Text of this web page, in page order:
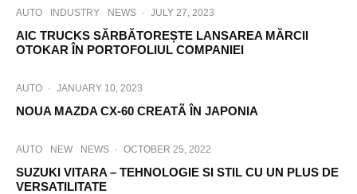
AUTO INDUSTRY NEWS · JULY 27, 2023
AIC TRUCKS SĂRBĂTOREȘTE LANSAREA MĂRCII
OTOKAR ÎN PORTOFOLIUL COMPANIEI
AUTO · JANUARY 10, 2023
NOUA MAZDA CX-60 CREATÃ ÎN JAPONIA
AUTO NEW NEWS · OCTOBER 25, 2022
SUZUKI VITARA – TEHNOLOGIE SI STIL CU UN PLUS DE
VERSATILITATE